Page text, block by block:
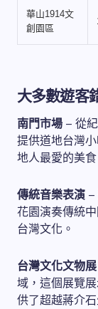
華山1914文
創園區
大多數遊客
南門市場 – 從
提供道地台灣
地人最愛的美
傳統音樂表演 –
花園演奏傳統
台灣文化。
台灣文化文物展
域，這個展覽
供了超越蔣介